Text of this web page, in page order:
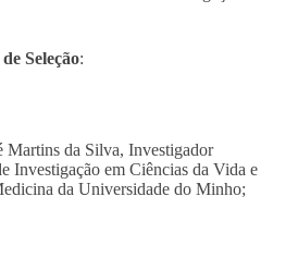
Seleção:
da Silva, Investigador
Investigação em Ciências da Vida e
da Universidade do Minho;